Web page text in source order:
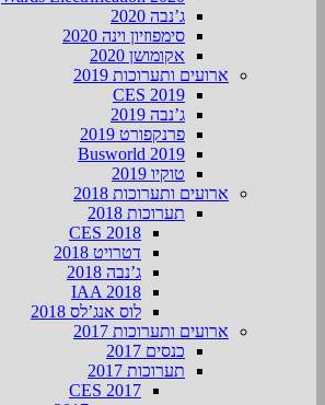
ג’נבה 2020
סימפוזיון וינה 2020
אקומושן 2020
ארועים ותערוכות 2019
CES 2019
ג’נבה 2019
פרנקפורט 2019
Busworld 2019
טוקיו 2019
ארועים ותערוכות 2018
תערוכות 2018
CES 2018
דטרויט 2018
ג’נבה 2018
IAA 2018
לוס אנג’לס 2018
ארועים ותערוכות 2017
כנסים 2017
תערוכות 2017
CES 2017